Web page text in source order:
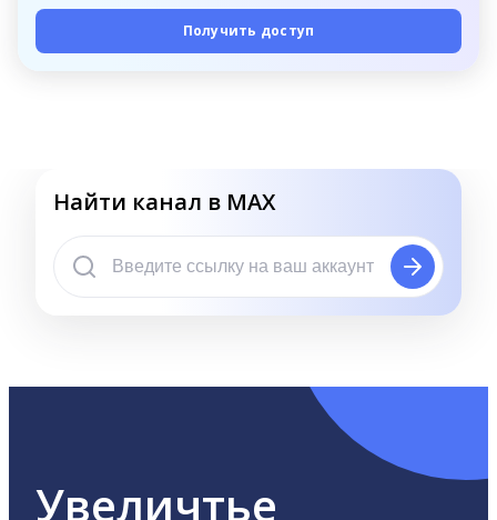
Получить доступ
Найти канал в MAX
Увеличтье